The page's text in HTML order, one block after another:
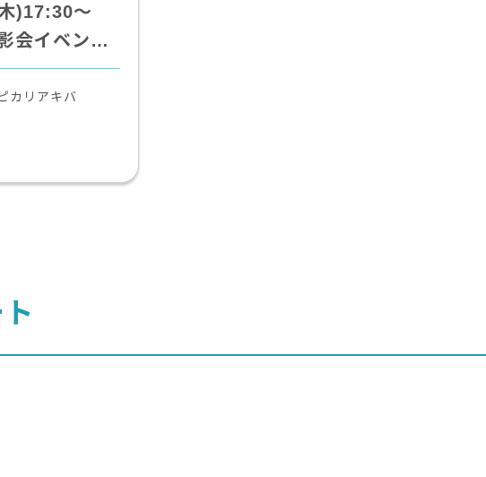
)17:30～
会イベン…
カリアキバ